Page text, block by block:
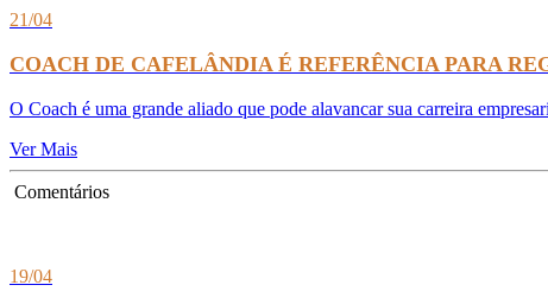
21/04
COACH DE CAFELÂNDIA É REFERÊNCIA PARA
O Coach é uma grande aliado que pode alavancar sua carreira
Ver Mais
Comentários
19/04